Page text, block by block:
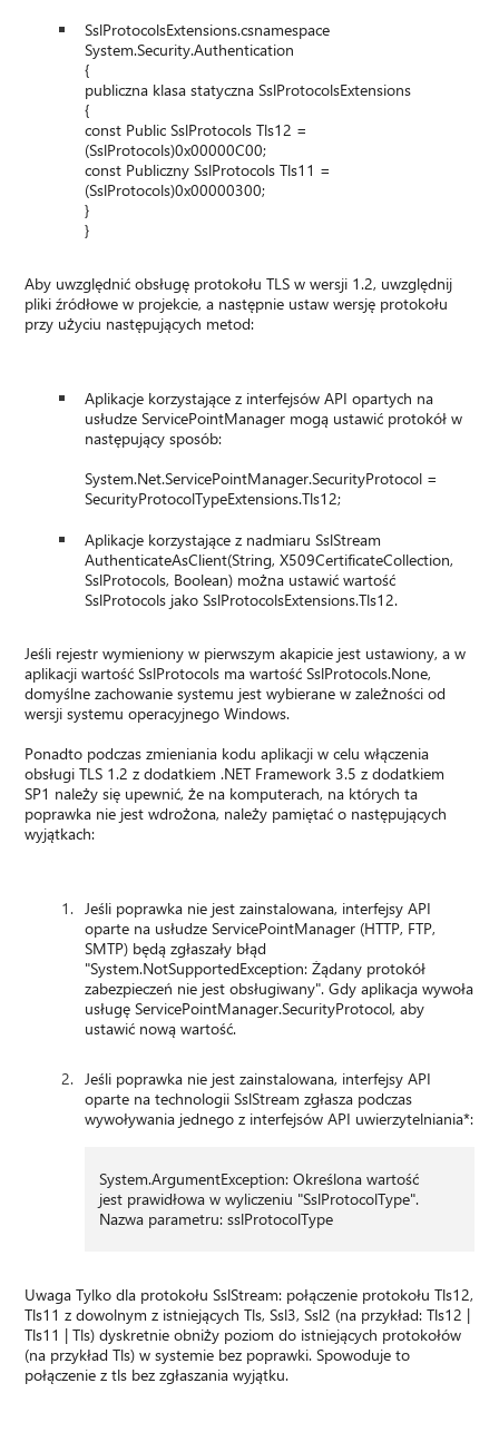
SslProtocolsExtensions.csnamespace
System.Security.Authentication
{
publiczna klasa statyczna SslProtocolsExtensions
{
const Public SslProtocols Tls12 =
(SslProtocols)0x00000C00;
const Publiczny SslProtocols Tls11 =
(SslProtocols)0x00000300;
}
}
Aby uwzględnić obsługę protokołu TLS w wersji 1.2, uwzględnij
pliki źródłowe w projekcie, a następnie ustaw wersję protokołu
przy użyciu następujących metod:
Aplikacje korzystające z interfejsów API opartych na
usłudze ServicePointManager mogą ustawić protokół w
następujący sposób:
System.Net.ServicePointManager.SecurityProtocol =
SecurityProtocolTypeExtensions.Tls12;
Aplikacje korzystające z nadmiaru SslStream
AuthenticateAsClient(String, X509CertificateCollection,
SslProtocols, Boolean) można ustawić wartość
SslProtocols jako SslProtocolsExtensions.Tls12.
Jeśli rejestr wymieniony w pierwszym akapicie jest ustawiony, a w
aplikacji wartość SslProtocols ma wartość SslProtocols.None,
domyślne zachowanie systemu jest wybierane w zależności od
wersji systemu operacyjnego Windows.
Ponadto podczas zmieniania kodu aplikacji w celu włączenia
obsługi TLS 1.2 z dodatkiem .NET Framework 3.5 z dodatkiem
SP1 należy się upewnić, że na komputerach, na których ta
poprawka nie jest wdrożona, należy pamiętać o następujących
wyjątkach:
Jeśli poprawka nie jest zainstalowana, interfejsy API
oparte na usłudze ServicePointManager (HTTP, FTP,
SMTP) będą zgłaszały błąd
"System.NotSupportedException: Żądany protokół
zabezpieczeń nie jest obsługiwany". Gdy aplikacja wywoła
usługę ServicePointManager.SecurityProtocol, aby
ustawić nową wartość.
Jeśli poprawka nie jest zainstalowana, interfejsy API
oparte na technologii SslStream zgłasza podczas
wywoływania jednego z interfejsów API uwierzytelniania*:
System.ArgumentException: Określona wartość
jest prawidłowa w wyliczeniu "SslProtocolType".
Nazwa parametru: sslProtocolType
Uwaga Tylko dla protokołu SslStream: połączenie protokołu Tls12,
Tls11 z dowolnym z istniejących Tls, Ssl3, Ssl2 (na przykład: Tls12 |
Tls11 | Tls) dyskretnie obniży poziom do istniejących protokołów
(na przykład Tls) w systemie bez poprawki. Spowoduje to
połączenie z tls bez zgłaszania wyjątku.